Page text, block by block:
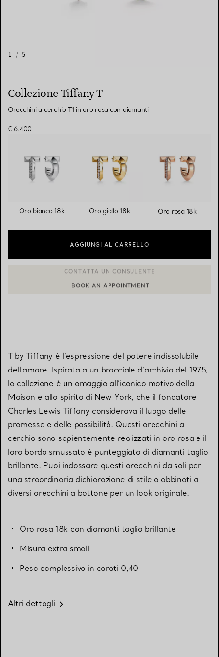
1 / 5
Collezione Tiffany T
Orecchini a cerchio T1 in oro rosa con diamanti
€ 6.400
Oro bianco 18k Oro giallo 18k Oro rosa 18k
AGGIUNGI AL CARRELLO
CONTATTA UN CONSULENTE CLIENTI O PRENOTA UN
T by Tiffany è l’espressione del potere indissolubile
dell’amore. Ispirata a un bracciale d’archivio del 1975,
la collezione è un omaggio all’iconico motivo della
Maison e allo spirito di New York, che il fondatore
Charles Lewis Tiffany considerava il luogo delle
promesse e delle possibilità. Questi orecchini a
cerchio sono sapientemente realizzati in oro rosa e il
loro bordo smussato è punteggiato di diamanti taglio
brillante. Puoi indossare questi orecchini da soli per
una straordinaria dichiarazione di stile o abbinati a
diversi orecchini a bottone per un look originale.
Oro rosa 18k con diamanti taglio brillante
Misura extra small
Peso complessivo in carati 0,40
Altri dettagli